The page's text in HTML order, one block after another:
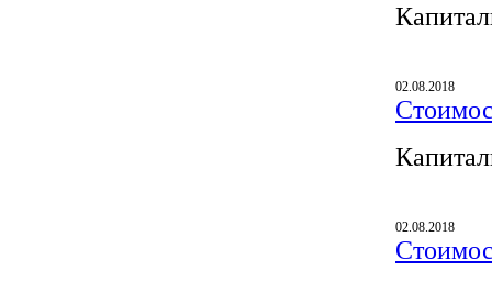
02.08.2018
02.08.2018